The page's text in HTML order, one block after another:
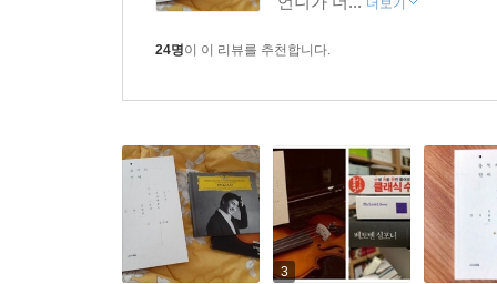
24명이 이 리뷰를 추천합니다.
3